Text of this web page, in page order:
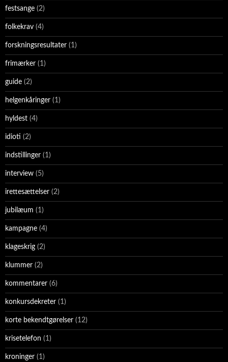
festsange (2)
folkekrav (4)
forskningsresultater (1)
frimærker (1)
guide (2)
helgenkåringer (1)
hyldest (4)
idioti (2)
indstillinger (1)
interview (5)
irettesættelser (2)
jubilæum (1)
kampagne (4)
klageskrig (2)
klummer (2)
kommentarer (6)
konkursdekreter (1)
korte bekendtgørelser (12)
krisetelefon (1)
kroninger (1)